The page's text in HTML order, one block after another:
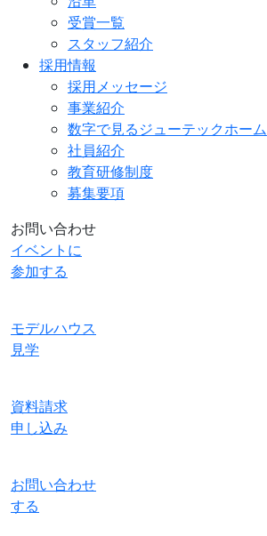
受賞一覧
スタッフ紹介
採用情報
採用メッセージ
事業紹介
数字で見るジューテックホーム
社員紹介
教育研修制度
募集要項
お問い合わせ
イベントに
参加する
モデルハウス
見学
資料請求
申し込み
お問い合わせ
する